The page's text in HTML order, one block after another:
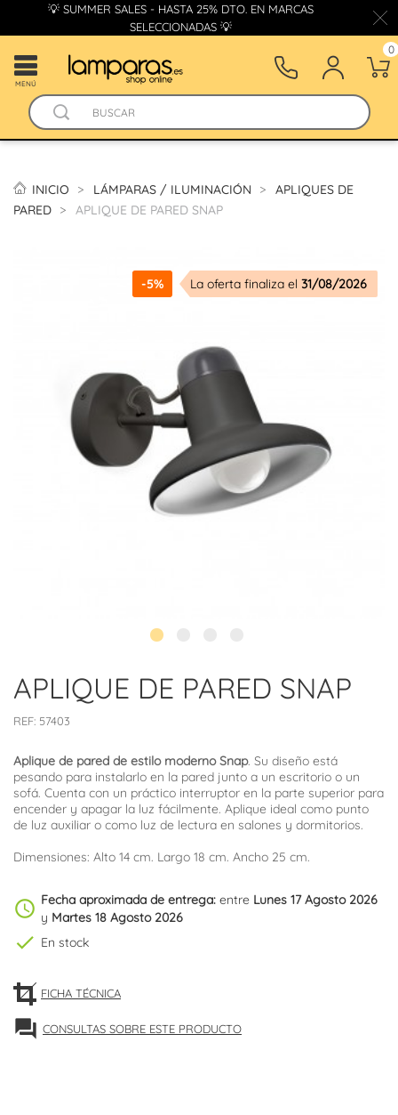
💡 SUMMER SALES - HASTA 25% DTO. EN MARCAS
SELECCIONADAS 💡
MENÚ
0
INICIO LÁMPARAS / ILUMINACIÓN
APLIQUES DE
PARED
APLIQUE DE PARED SNAP
-5% La oferta finaliza el 31/08/2026
APLIQUE DE PARED SNAP
REF: 57403
Aplique de pared de estilo moderno Snap. Su diseño está
pesando para instalarlo en la pared junto a un escritorio o un
sofá. Cuenta con un práctico interruptor en la parte superior para
encender y apagar la luz fácilmente. Aplique ideal como punto
de luz auxiliar o como luz de lectura en salones y dormitorios.
Dimensiones: Alto 14 cm. Largo 18 cm. Ancho 25 cm.
schedule Fecha aproximada de entrega: entre Lunes 17 Agosto 2026
y Martes 18 Agosto 2026
check En stock
FICHA TÉCNICA
forum CONSULTAS SOBRE ESTE PRODUCTO